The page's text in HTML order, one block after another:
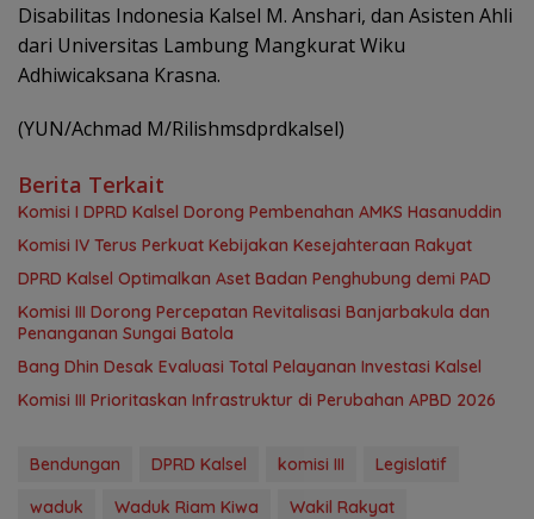
Disabilitas Indonesia Kalsel M. Anshari, dan Asisten Ahli
dari Universitas Lambung Mangkurat Wiku
Adhiwicaksana Krasna.
(YUN/Achmad M/Rilishmsdprdkalsel)
Berita Terkait
Komisi I DPRD Kalsel Dorong Pembenahan AMKS Hasanuddin
Komisi IV Terus Perkuat Kebijakan Kesejahteraan Rakyat
‎DPRD Kalsel Optimalkan Aset Badan Penghubung demi PAD
‎Komisi III Dorong Percepatan Revitalisasi Banjarbakula dan
Penanganan Sungai Batola
‎Bang Dhin Desak Evaluasi Total Pelayanan Investasi Kalsel
‎Komisi III Prioritaskan Infrastruktur di Perubahan APBD 2026
Bendungan DPRD Kalsel komisi III
Legislatif
waduk
Waduk Riam Kiwa Wakil Rakyat